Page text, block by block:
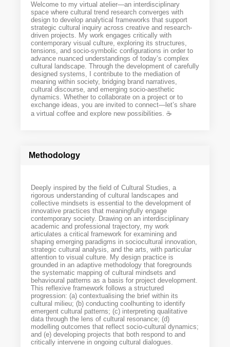
Welcome to my virtual atelier—an interdisciplinary
space where cultural trend research converges with
design to develop analytical frameworks that support
strategic cultural inquiry across creative and research-
driven projects. My work engages critically with
contemporary visual culture, exploring its structures,
tensions, and socio-symbolic configurations in order to
advance nuanced understandings of today’s complex
cultural landscape. Through the development of carefully
designed systems, I contribute to the mediation of
meaning within society, bridging brand narratives,
cultural discourse, and emerging socio-aesthetic
dynamics. Whether to collaborate on a project or to
exchange ideas, you are invited to connect—let’s share
a virtual coffee and explore new possibilities. ☕️
Methodology
Deeply inspired by the field of Cultural Studies, a
rigorous understanding of cultural landscapes and
collective mindsets is essential to the development of
innovative practices that meaningfully engage
contemporary society. Drawing on an interdisciplinary
academic and professional trajectory, my work
articulates a critical framework for examining and
shaping emerging paradigms in sociocultural innovation,
strategic cultural analysis, and the arts, with particular
attention to visual culture. My design practice is
grounded in an adaptive methodology that foregrounds
the systematic mapping of cultural mindsets and
behavioural patterns as a basis for project development.
This reflexive framework follows a structured
progression: (a) contextualising the brief within its
cultural milieu; (b) conducting coolhunting to identify
emergent cultural patterns; (c) interpreting qualitative
data through the lens of cultural resonance; (d)
modelling outcomes that reflect socio-cultural dynamics;
and (e) developing projects that both respond to and
critically intervene in ongoing cultural dialogues.